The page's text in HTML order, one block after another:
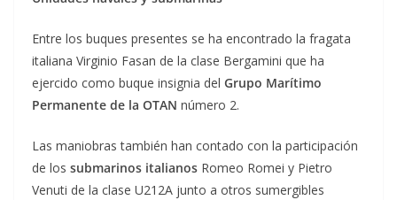
Entre los buques presentes se ha encontrado la fragata
italiana Virginio Fasan de la clase Bergamini que ha
ejercido como buque insignia del Grupo Marítimo
Permanente de la OTAN número 2.
Las maniobras también han contado con la participación
de los submarinos italianos Romeo Romei y Pietro
Venuti de la clase U212A junto a otros sumergibles